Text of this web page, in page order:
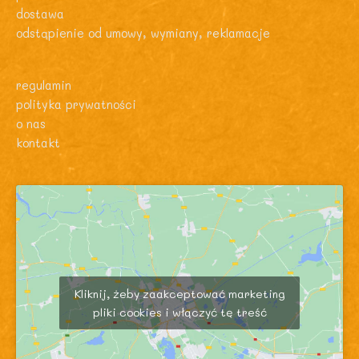
dostawa
odstąpienie od umowy, wymiany, reklamacje
regulamin
polityka prywatności
o nas
kontakt
Kliknij, żeby zaakceptować marketing
pliki cookies i włączyć tę treść